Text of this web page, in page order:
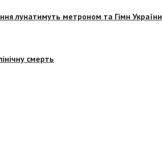
лунатимуть метроном та Гімн України
смерть